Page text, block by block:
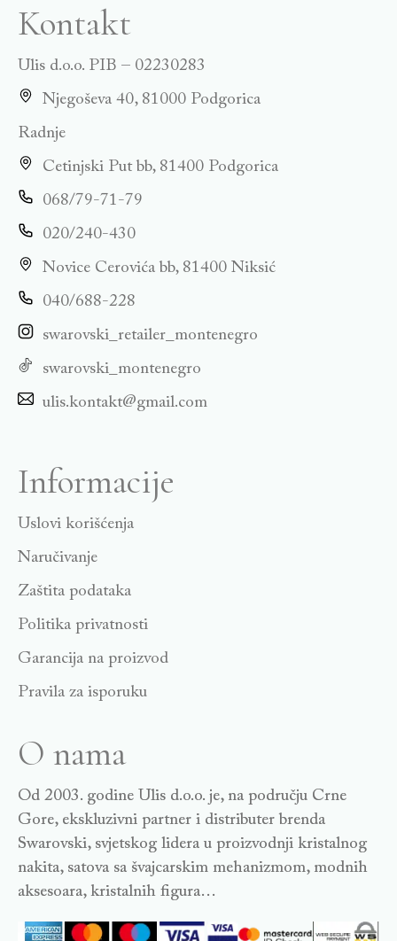
Kontakt
Ulis d.o.o. PIB – 02230283
Njegoševa 40, 81000 Podgorica
Radnje
Cetinjski Put bb, 81400 Podgorica
068/79-71-79
020/240-430
Novice Cerovića bb, 81400 Niksić
040/688-228
swarovski_retailer_montenegro
swarovski_montenegro
ulis.kontakt@gmail.com
Informacije
Uslovi korišćenja
Naručivanje
Zaštita podataka
Politika privatnosti
Garancija na proizvod
Pravila za isporuku
O nama
Od 2003. godine Ulis d.o.o. je, na području Crne
Gore, ekskluzivni partner i distributer brenda
Swarovski, svjetskog lidera u proizvodnji kristalnog
nakita, satova sa švajcarskim mehanizmom, modnih
aksesoara, kristalnih figura…